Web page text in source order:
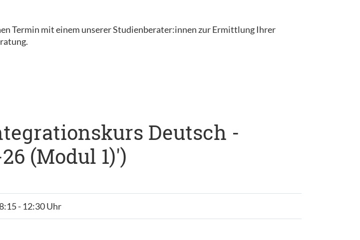
Termin mit einem unserer Studienberater:innen zur Ermittlung Ihrer
Deutsch -
(Modul 1)')
- 12:30 Uhr